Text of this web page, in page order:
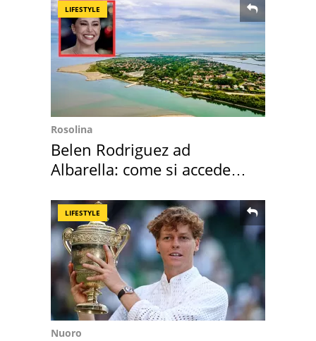
LIFESTYLE
Rosolina
Belen Rodriguez ad
Albarella: come si accede
LIFESTYLE
Nuoro